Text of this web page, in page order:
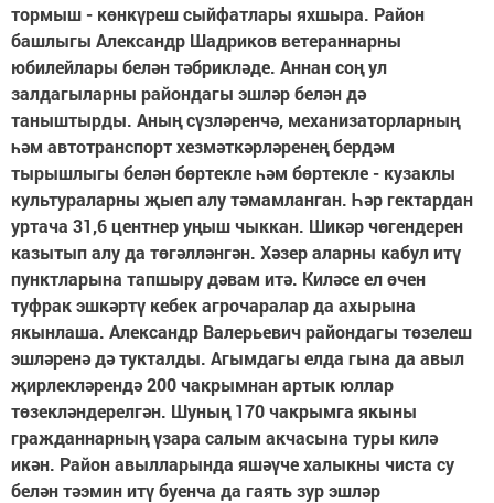
тормыш - көнкүреш сыйфатлары яхшыра. Район
башлыгы Александр Шадриков ветераннарны
юбилейлары белән тәбрикләде. Аннан соң ул
залдагыларны райондагы эшләр белән дә
таныштырды. Аның сүзләренчә, механизаторларның
һәм автотранспорт хезмәткәрләренең бердәм
тырышлыгы белән бөртекле һәм бөртекле - кузаклы
культураларны җыеп алу тәмамланган. Һәр гектардан
уртача 31,6 центнер уңыш чыккан. Шикәр чөгендерен
казытып алу да төгәлләнгән. Хәзер аларны кабул итү
пунктларына тапшыру дәвам итә. Киләсе ел өчен
туфрак эшкәртү кебек агрочаралар да ахырына
якынлаша. Александр Валерьевич райондагы төзелеш
эшләренә дә тукталды. Агымдагы елда гына да авыл
җирлекләрендә 200 чакрымнан артык юллар
төзекләндерелгән. Шуның 170 чакрымга якыны
гражданнарның үзара салым акчасына туры килә
икән. Район авылларында яшәүче халыкны чиста су
белән тәэмин итү буенча да гаять зур эшләр